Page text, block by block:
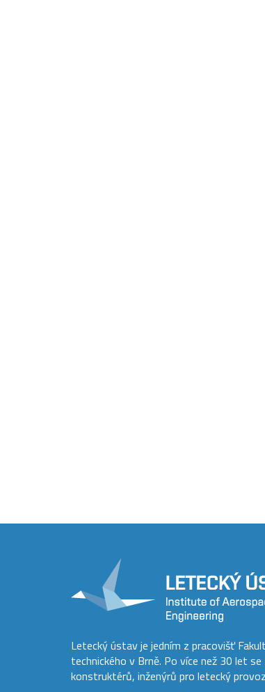
Letecký ústav je jedním z pracovišť
technického v Brně. Po více než 30 let
konstruktérů, inženýrů pro letecký